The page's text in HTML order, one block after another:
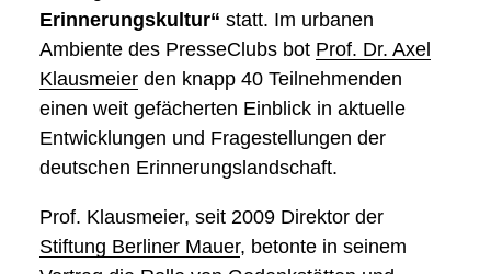
Erinnerungskultur“ statt. Im urbanen
Ambiente des PresseClubs bot Prof. Dr. Axel
Klausmeierden knapp 40 Teilnehmenden
einen weit gefächerten Einblick in aktuelle
Entwicklungen und Fragestellungen der
deutschen Erinnerungslandschaft.
Prof. Klausmeier, seit 2009 Direktor der
Stiftung Berliner Mauer, betonte in seinem